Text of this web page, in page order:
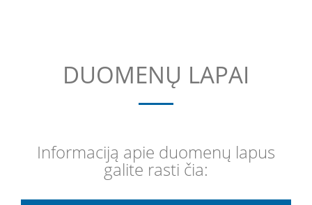
DUOMENŲ LAPAI
Informaciją apie duomenų lapus
galite rasti čia: